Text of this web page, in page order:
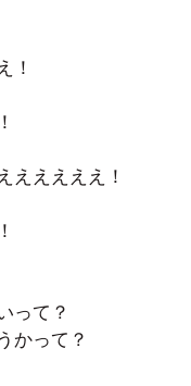
！
えええええ！
って？
かって？